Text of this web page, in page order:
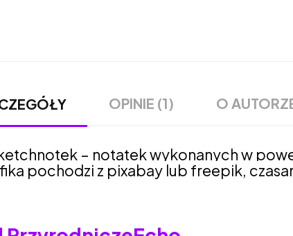
OPINIE (1) O
– notatek wykonanych w
pochodzi z pixabay lub freepik,